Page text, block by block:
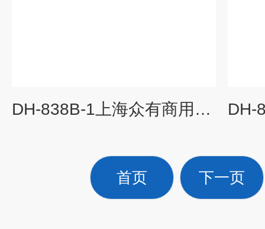
DH-838B-1上海众有商用除湿机DH-838B-1
首页 下一页